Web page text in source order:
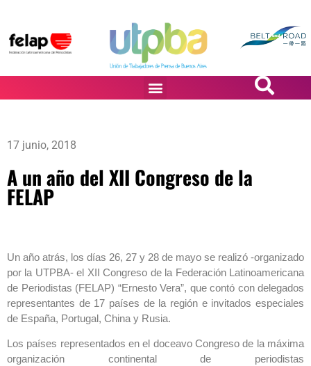
17 junio, 2018
A un año del XII Congreso de la
FELAP
Un año atrás, los días 26, 27 y 28 de mayo se realizó -organizado
por la UTPBA- el XII Congreso de la Federación Latinoamericana
de Periodistas (FELAP) “Ernesto Vera”, que contó con delegados
representantes de 17 países de la región e invitados especiales
de España, Portugal, China y Rusia.
Los países representados en el doceavo Congreso de la máxima
organización continental de periodistas